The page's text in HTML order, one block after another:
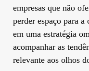
empresas que não
perder espaço para
em uma estratégia
acompanhar as
relevante aos olhos